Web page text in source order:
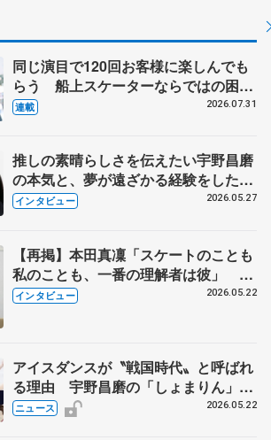
同じ演目で120回お客様に楽しんでも
らう 船上スケーターならではの困難
とは 影響あったPIW前キャプテン松
連載 2026.07.31
推しの素晴らしさを伝えたい宇野昌磨
の本気と、夢が遠ざかる経験をした本
田真凜の覚悟
インタビュー 2026.05.27
【再掲】本田真凜「スケートのことも
私のことも、一番の理解者は彼」 引
退時の単独インタビューで語った競技
インタビュー 2026.05.22
アイスダンスが〝戦国時代〟と呼ばれ
る理由 宇野昌磨の「しょまりん」ら
実力者が相次いで参戦 国内の競争激
ニュース 2026.05.22